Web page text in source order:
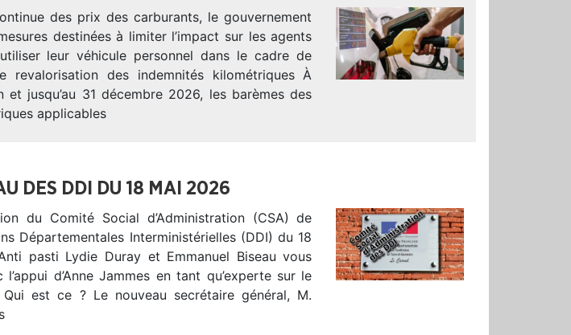
des prix des carburants, le gouvernement
destinées à limiter l’impact sur les agents
leur véhicule personnel dans le cadre de
revalorisation des indemnités kilométriques À
et jusqu’au 31 décembre 2026, les barèmes des
applicables
DES DDI DU 18 MAI 2026
du Comité Social d’Administration (CSA) de
Départementales Interministérielles (DDI) du 18
pasti Lydie Duray et Emmanuel Biseau vous
l’appui d’Anne Jammes en tant qu’experte sur le
est ce ? Le nouveau secrétaire général, M.